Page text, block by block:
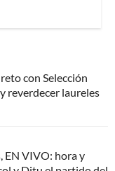
con Selección
reverdecer laureles
EN VIVO: hora y